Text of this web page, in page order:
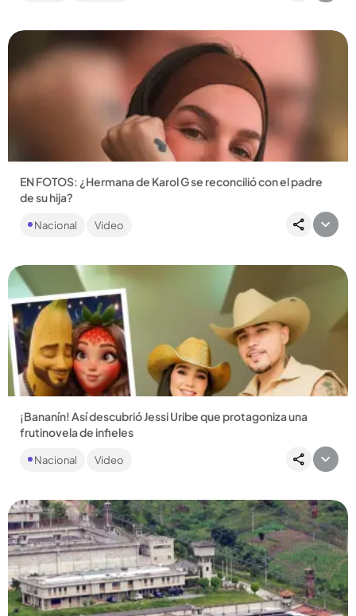
Compartir Noticia
EN FOTOS: ¿Hermana de Karol G se reconcilió con el padre
de su hija?
La también influenciadora ha compartido imágenes al lado
del hombre que hace unos meses denunció públicamente
Nacional Video
Compartir Noticia
¡Bananín! Así descubrió Jessi Uribe que protagoniza una
frutinovela de infieles
protagonizan una frutinovela en donde él es un banano y ella
Nacional Video
Compartir Noticia